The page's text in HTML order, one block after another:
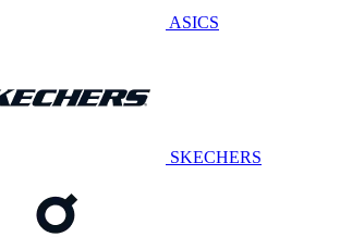
ASICS
SKECHERS